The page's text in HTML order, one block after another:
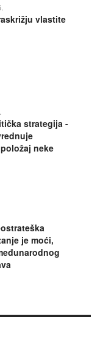
vlastite
strategija -
neke
je moći,